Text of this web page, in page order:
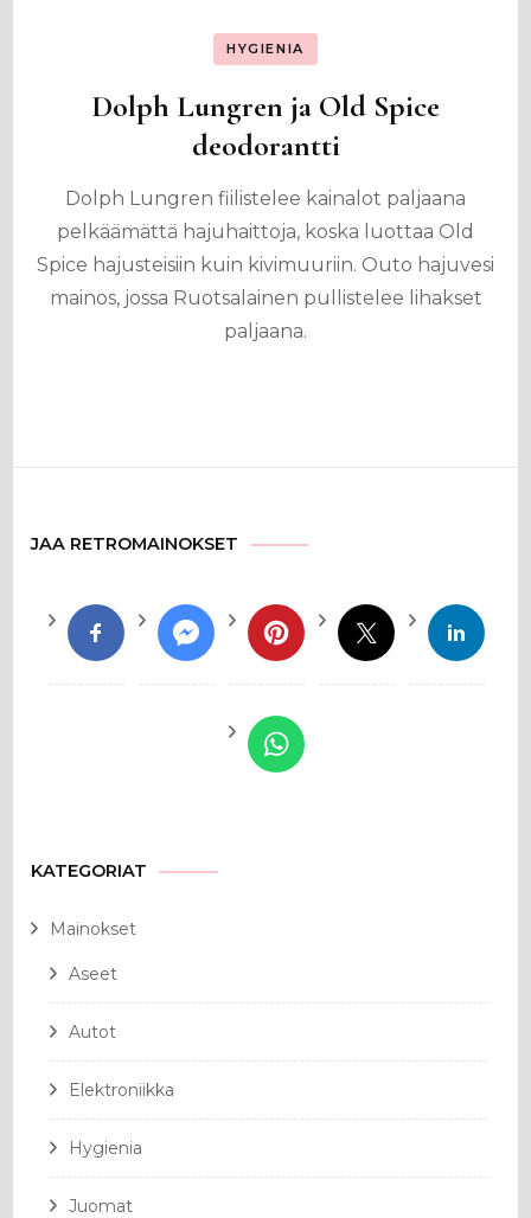
HYGIENIA
Dolph Lungren ja Old Spice
deodorantti
Dolph Lungren fiilistelee kainalot paljaana
pelkäämättä hajuhaittoja, koska luottaa Old
Spice hajusteisiin kuin kivimuuriin. Outo hajuvesi
mainos, jossa Ruotsalainen pullistelee lihakset
paljaana.
JAA RETROMAINOKSET
KATEGORIAT
Mainokset
Aseet
Autot
Elektroniikka
Hygienia
Juomat